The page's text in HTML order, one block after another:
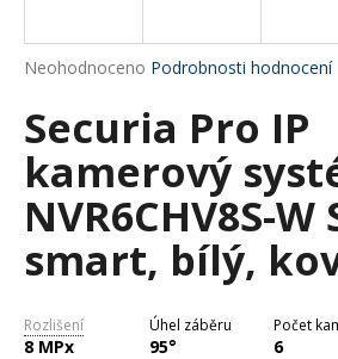
Průměrné
produktu
je
0,0
5
hvězdiček.
Neohodnoceno Podrobnosti hodnocení
Securia Pro IP
kamerový
NVR6CHV8S-W
smart, bílý,
Rozlišení
8 MPx
Úhel záběru
95°
Počet
6
j
t
?
HLEDAT